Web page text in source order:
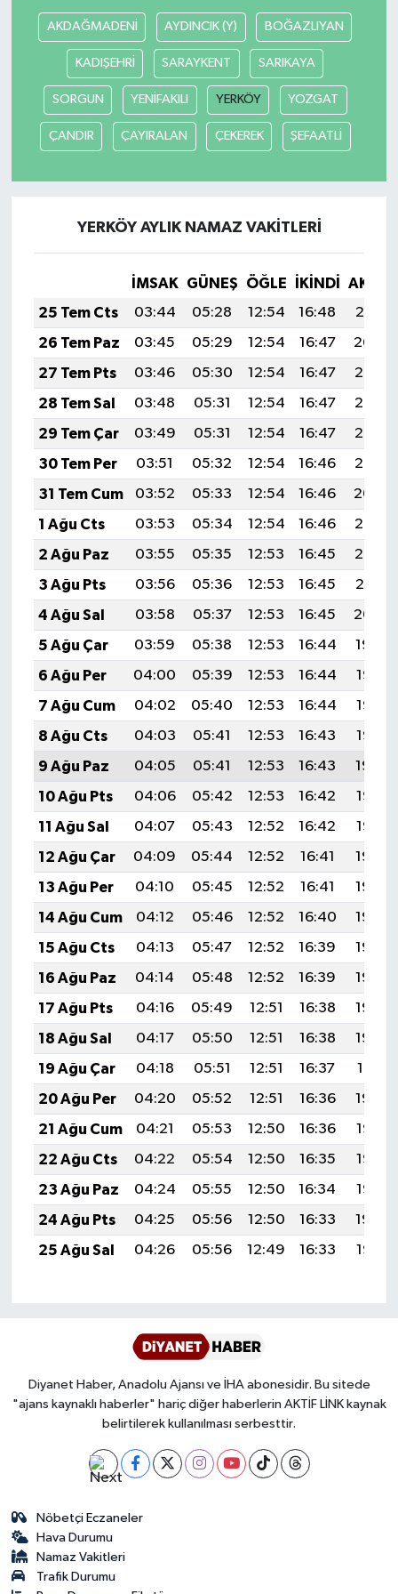
AKDAĞMADENİ AYDINCIK (Y) BOĞAZLIYAN
KADIŞEHRİ SARAYKENT SARIKAYA
SORGUN YENİFAKILI YERKÖY YOZGAT
ÇANDIR ÇAYIRALAN ÇEKEREK ŞEFAATLİ
YERKÖY AYLIK NAMAZ VAKITLERI
İMSAK GÜNEŞ ÖĞLE İKINDI
25 Tem Cts
03:44 05:28 12:54 16:48
20:10
26 Tem Paz
03:45 05:29 12:54 16:47
20:09
27 Tem Pts
03:46 05:30 12:54 16:47
20:08
28 Tem Sal
03:48 05:31 12:54 16:47
20:07
29 Tem Çar
03:49 05:31 12:54 16:47
20:06
30 Tem Per
03:51 05:32 12:54 16:46
20:05
31 Tem Cum
03:52 05:33 12:54 16:46
20:04
1 Ağu Cts
03:53 05:34 12:54 16:46
20:03
2 Ağu Paz
03:55 05:35 12:53 16:45
20:02
3 Ağu Pts
03:56 05:36 12:53 16:45
20:01
4 Ağu Sal
03:58 05:37 12:53 16:45
20:00
5 Ağu Çar
03:59 05:38 12:53 16:44
19:59
6 Ağu Per
04:00 05:39 12:53 16:44
19:58
7 Ağu Cum
04:02 05:40 12:53 16:44
19:56
8 Ağu Cts
04:03 05:41 12:53 16:43
19:55
9 Ağu Paz
04:05 05:41 12:53 16:43
19:54
10 Ağu Pts
04:06 05:42 12:53 16:42
19:53
11 Ağu Sal
04:07 05:43 12:52 16:42
19:52
12 Ağu Çar
04:09 05:44 12:52 16:41
19:50
13 Ağu Per
04:10 05:45 12:52 16:41
19:49
14 Ağu Cum
04:12 05:46 12:52 16:40
19:48
15 Ağu Cts
04:13 05:47 12:52 16:39
19:46
16 Ağu Paz
04:14 05:48 12:52 16:39
19:45
17 Ağu Pts
04:16 05:49 12:51 16:38
19:44
18 Ağu Sal
04:17 05:50 12:51 16:38
19:42
19 Ağu Çar
04:18 05:51 12:51 16:37
19:41
20 Ağu Per
04:20 05:52 12:51 16:36
19:40
21 Ağu Cum
04:21 05:53 12:50 16:36
19:38
22 Ağu Cts
04:22 05:54 12:50 16:35
19:37
23 Ağu Paz
04:24 05:55 12:50 16:34
19:35
24 Ağu Pts
04:25 05:56 12:50 16:33
19:34
25 Ağu Sal
04:26 05:56 12:49 16:33 19:32
Diyanet Haber, Anadolu Ajansı ve İHA abonesidir. Bu sitede
"ajans kaynaklı haberler" hariç diğer haberlerin AKTİF LİNK kaynak
belirtilerek kullanılması serbesttir.
Nöbetçi Eczaneler
Hava Durumu
Namaz Vakitleri
Trafik Durumu
Bitlis Müftülüğü
Bolu Müftülüğü
Burdur Müftülüğü
Çanakkale Müftülüğü
Çorum Müftülüğü
Denizli Müftülüğü
Diyarbakır Müftülüğü
Düzce Müftülüğü
Edirne Müftülüğü
Elazığ Müftülüğü
Erzincan Müftülüğü
Erzurum Müftülüğü
Eskişehir Müftülüğü
Gaziantep Müftülüğü
Giresun Müftülüğü
Gümüşhane Müftülüğü
Hakkari Müftülüğü
Hatay Müftülüğü
Iğdır Müftülüğü
Isparta Müftülüğü
İstanbul Müftülüğü
İzmir Müftülüğü
Kahramanmaraş Müftülüğü
Karabük Müftülüğü
Karaman Müftülüğü
Kayseri Müftülüğü
Kilis Müftülüğü
Kırıkkale Müftülüğü
Kırşehir Müftülüğü
Kocaeli Müftülüğü
Sağlık
Makaleler
Ekonomi
Podcast
Biyografiler
Diyanet TV
İhtida Haberleri
YAŞAM